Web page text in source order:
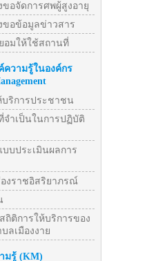
ขอจัดการศพผู้สูงอายุ
ขอข้อมูลข่าวสาร
อมให้ใช้สถานที่
ความรู้ในองค์กร
บริการประชาชน
จำเป็นในการปฏิบัติ
บบประเมินผลการ
องราชอิสริยาภรณ์
ถิติการให้บริการของ
ลเมืองงาย
มรู้ (KM)